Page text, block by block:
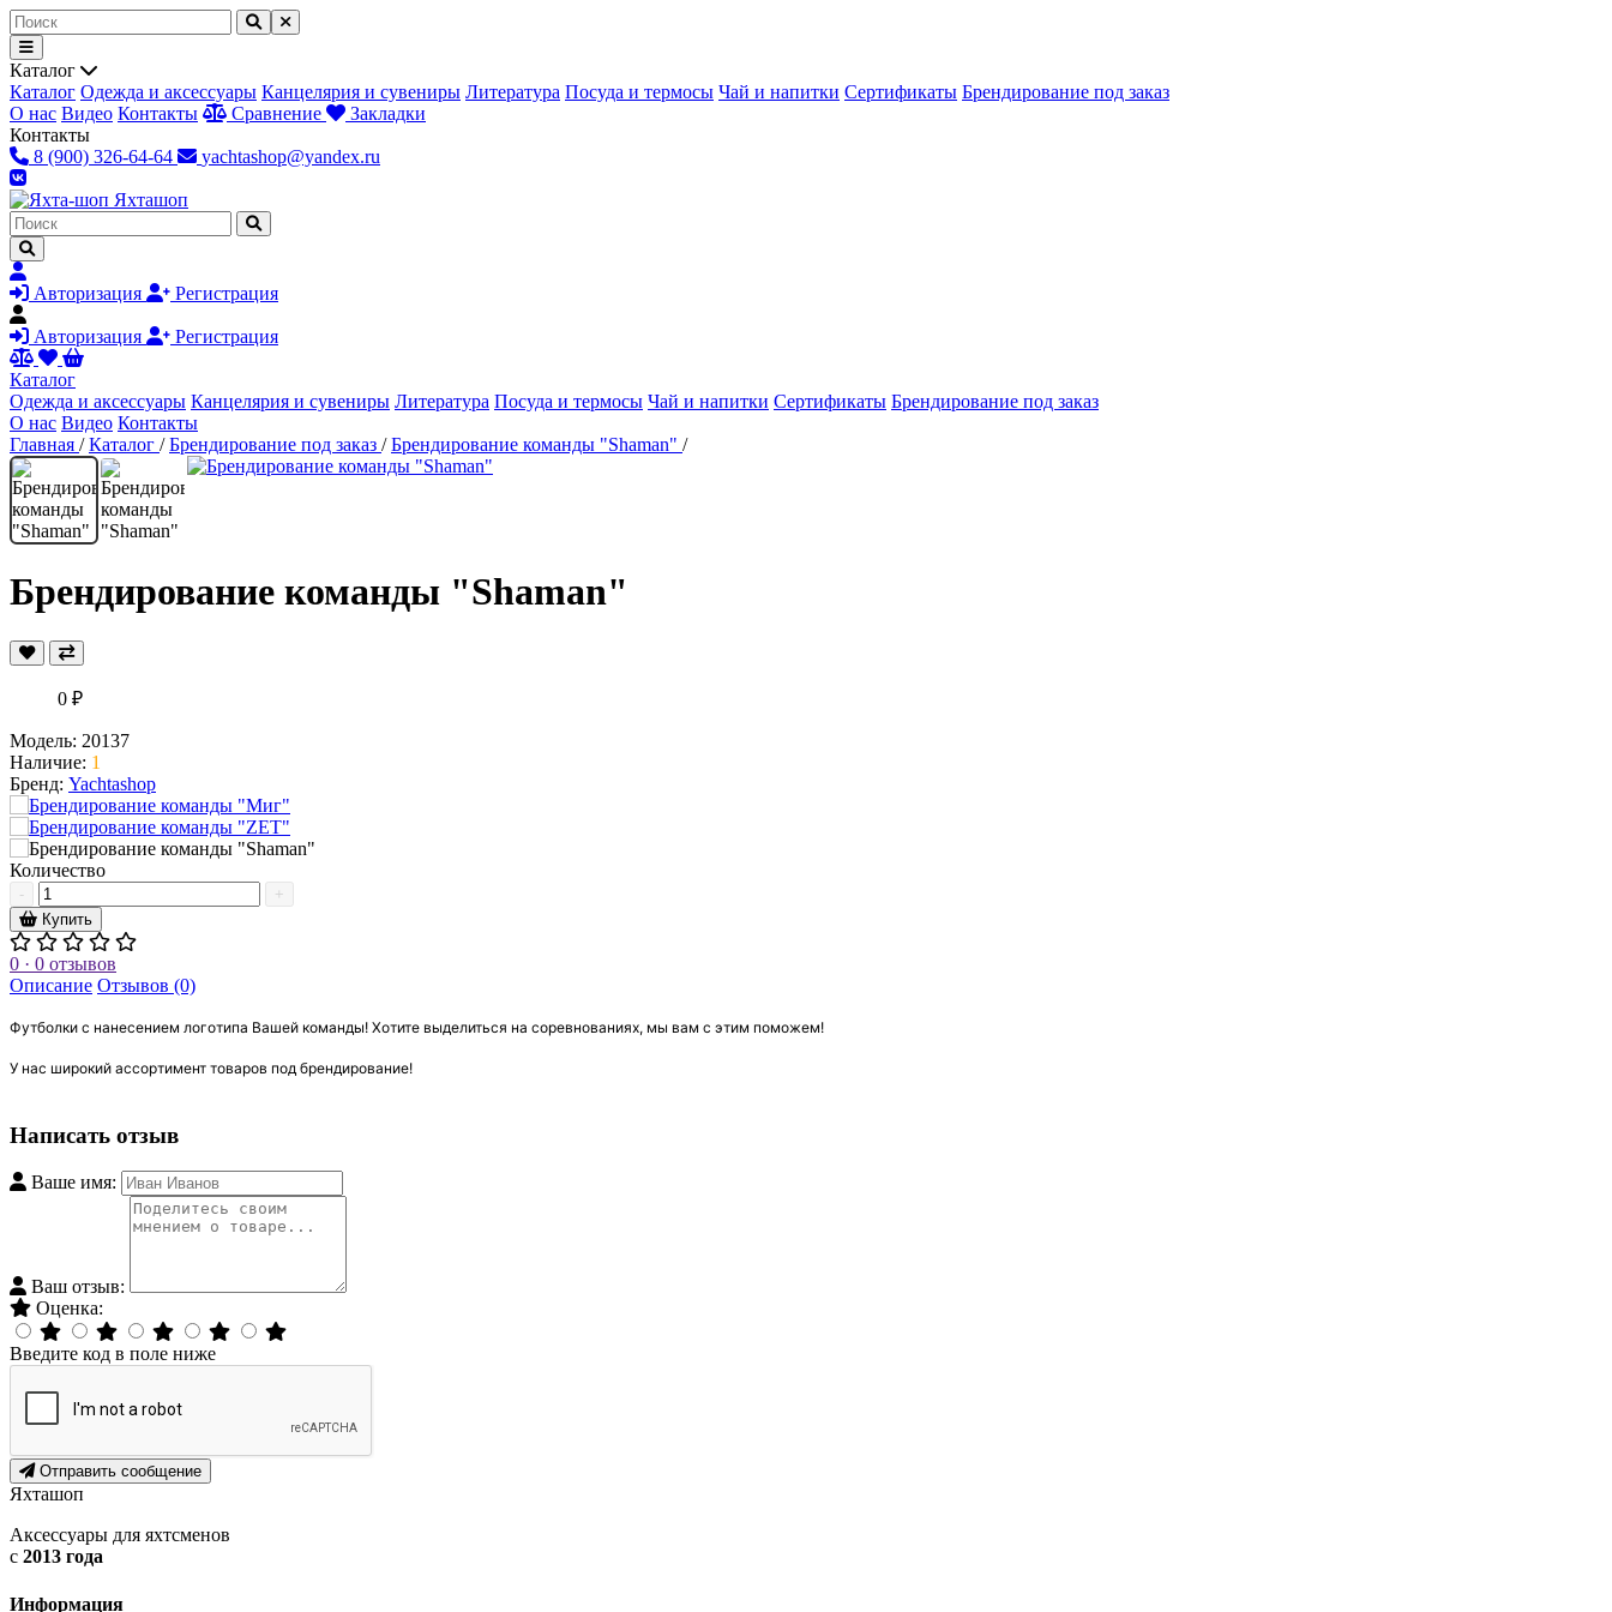
Каталог
Каталог Одежда и аксессуары Канцелярия и сувениры Литература Посуда и термосы Чай и напитки Сертификаты Брендирование под заказ
О нас Видео Контакты Сравнение
Закладки
Контакты
8 (900) 326-64-64
yachtashop@yandex.ru
Яхташоп
Авторизация Регистрация
Авторизация Регистрация
Каталог
Одежда и аксессуары Канцелярия и сувениры Литература Посуда и термосы Чай и напитки Сертификаты Брендирование под заказ
О нас Видео Контакты
Главная /Каталог /Брендирование под заказ /Брендирование команды "Shaman" /
Брендирование команды "Shaman"
0 ₽
Модель: 20137
Наличие: 1
Бренд: Yachtashop
Количество
-
+
Купить
0 · 0 отзывов
Описание Отзывов (0)
Футболки с нанесением логотипа Вашей команды! Хотите выделиться на соревнованиях, мы вам с этим поможем!
У нас широкий ассортимент товаров под брендирование!
Написать отзыв
Ваше имя:
Ваш отзыв:
Оценка:
Введите код в поле ниже
Отправить сообщение
Яхташоп
Аксессуары для яхтсменов
с 2013 года
Информация